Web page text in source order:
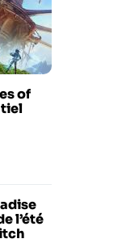
of
l’été